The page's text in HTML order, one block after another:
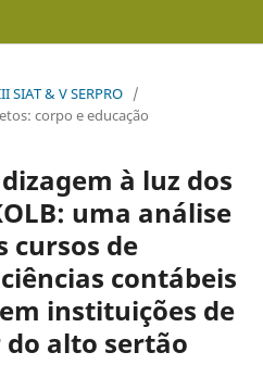
SIAT & V SERPRO /
corpo e educação
à luz dos
uma análise
cursos de
contábeis
instituições de
alto sertão